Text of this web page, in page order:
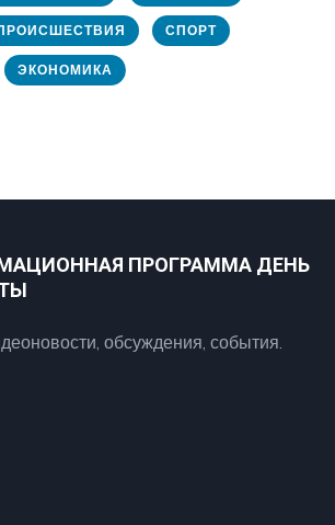
СПОРТ
ЭКОНОМИКА
ПРОГРАММА ДЕНЬ
обсуждения, события.